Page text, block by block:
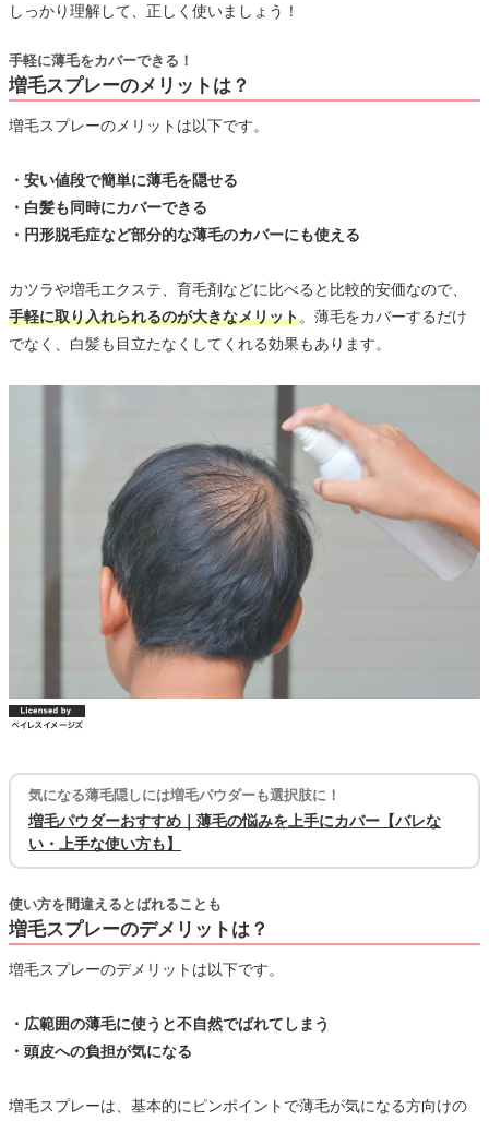
しっかり理解して、正しく使いましょう！
増毛スプレーのメリットは？
手軽に薄毛をカバーできる！
増毛スプレーのメリットは以下です。
・安い値段で簡単に薄毛を隠せる
・白髪も同時にカバーできる
・円形脱毛症など部分的な薄毛のカバーにも使える
カツラや増毛エクステ、育毛剤などに比べると比較的安価なので、
手軽に取り入れられるのが大きなメリット。薄毛をカバーするだけ
でなく、白髪も目立たなくしてくれる効果もあります。
気になる薄毛隠しには増毛パウダーも選択肢に！
増毛パウダーおすすめ｜薄毛の悩みを上手にカバー【バレな
い・上手な使い方も】
増毛スプレーのデメリットは？
使い方を間違えるとばれることも
増毛スプレーのデメリットは以下です。
・広範囲の薄毛に使うと不自然でばれてしまう
・頭皮への負担が気になる
増毛スプレーは、基本的にピンポイントで薄毛が気になる方向けの